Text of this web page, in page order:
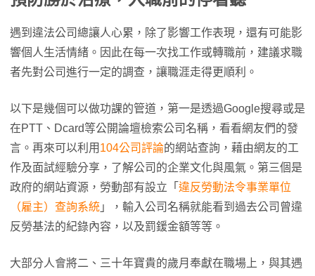
遇到違法公司總讓人心累，除了影響工作表現，還有可能影
響個人生活情緒。因此在每一次找工作或轉職前，建議求職
者先對公司進行一定的調查，讓職涯走得更順利。
以下是幾個可以做功課的管道，第一是透過Google搜尋或是
在PTT、Dcard等公開論壇檢索公司名稱，看看網友們的發
言。再來可以利用 104公司評論的網站查詢，藉由網友的工
作及面試經驗分享，了解公司的企業文化與風氣。第三個是
政府的網站資源，勞動部有設立「 違反勞動法令事業單位
（雇主）查詢系統 」，輸入公司名稱就能看到過去公司曾違
反勞基法的紀錄內容，以及罰鍰金額等等。
大部分人會將二、三十年寶貴的歲月奉獻在職場上，與其遇